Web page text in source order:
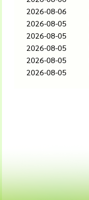
2026-08-06
2026-08-05
2026-08-05
2026-08-05
2026-08-05
2026-08-05